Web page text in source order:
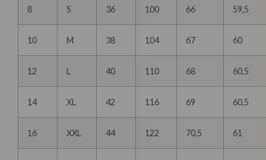
8 S 36 100 66 59,5
10 M 38 104 67 60
12 L 40 110 68 60,5
14 XL 42 116 69 60,5
16 XXL 44 122 70,5 61